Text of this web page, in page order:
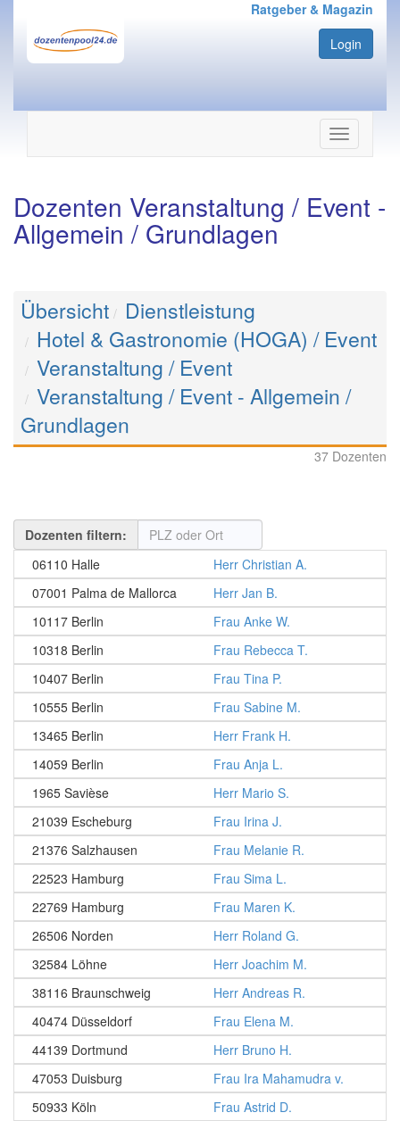
Ratgeber & Magazin
Login
Navigation
ein-/
Dozenten Veranstaltung / Event -
Allgemein / Grundlagen
Übersicht
Dienstleistung
Hotel & Gastronomie (HOGA) / Event
Veranstaltung / Event
Veranstaltung / Event - Allgemein /
Grundlagen
37 Dozenten
Dozenten filtern:
06110 Halle
Herr Christian A.
07001 Palma de Mallorca
Herr Jan B.
10117 Berlin
Frau Anke W.
10318 Berlin
Frau Rebecca T.
10407 Berlin
Frau Tina P.
10555 Berlin
Frau Sabine M.
13465 Berlin
Herr Frank H.
14059 Berlin
Frau Anja L.
1965 Savièse
Herr Mario S.
21039 Escheburg
Frau Irina J.
21376 Salzhausen
Frau Melanie R.
22523 Hamburg
Frau Sima L.
22769 Hamburg
Frau Maren K.
26506 Norden
Herr Roland G.
32584 Löhne
Herr Joachim M.
38116 Braunschweig
Herr Andreas R.
40474 Düsseldorf
Frau Elena M.
44139 Dortmund
Herr Bruno H.
47053 Duisburg
Frau Ira Mahamudra v.
50933 Köln
Frau Astrid D.